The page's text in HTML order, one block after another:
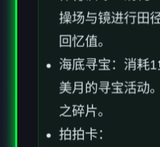
操场与镜进行田
回忆值。
海底寻宝：消耗
美月的寻宝活动
之碎片。
拍拍卡：